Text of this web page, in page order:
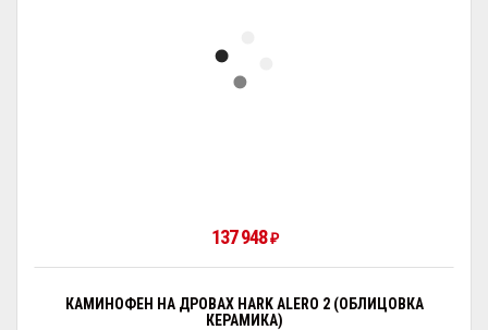
137 948₽
КАМИНОФЕН НА ДРОВАХ HARK ALERO 2 (ОБЛИЦОВКА
КЕРАМИКА)